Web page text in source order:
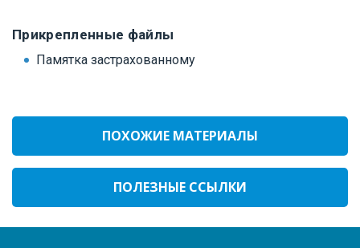
Прикрепленные файлы
Памятка застрахованному
ПОХОЖИЕ МАТЕРИАЛЫ
ПОЛЕЗНЫЕ ССЫЛКИ